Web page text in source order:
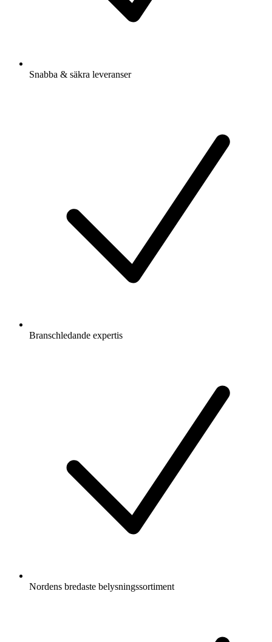
Snabba & säkra leveranser
Branschledande expertis
Nordens bredaste belysningssortiment